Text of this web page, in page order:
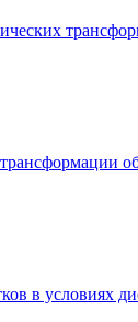
в условиях